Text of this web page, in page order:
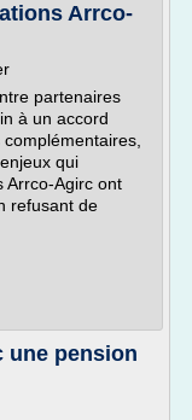
Arrco-
partenaires
à un accord
qui
Arrco-Agirc ont
refusant de
une pension